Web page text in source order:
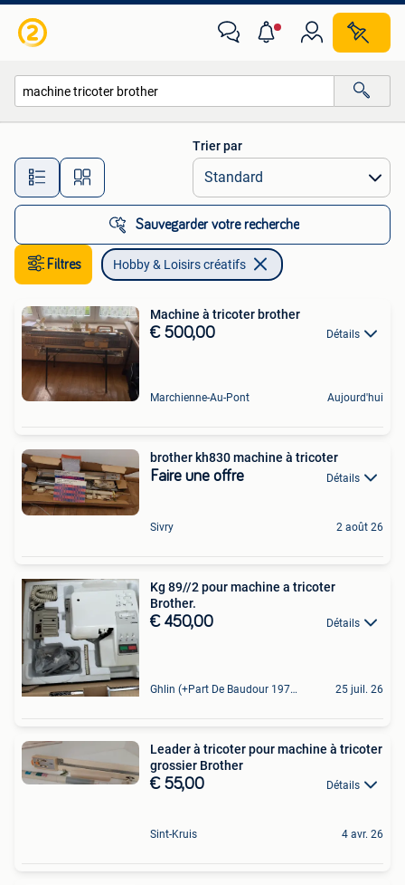
Toutes les distances…
Trier par
Sauvegarder votre recherche
Filtres Hobby & Loisirs créatifs
Machine à tricoter brother
€ 500,00 Détails
Marchienne-Au-Pont Aujourd'hui
brother kh830 machine à tricoter
Faire une offre Détails
Sivry 2 août 26
Kg 89//2 pour machine a tricoter
Brother.
€ 450,00 Détails
Ghlin (+Part De Baudour 1971) 25 juil. 26
Leader à tricoter pour machine à tricoter
grossier Brother
€ 55,00 Détails
Sint-Kruis 4 avr. 26